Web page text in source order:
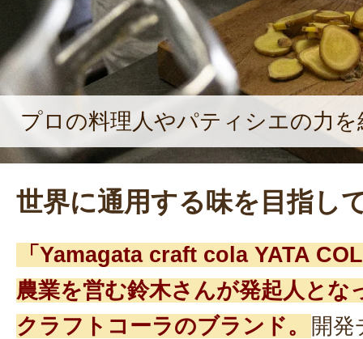
プロの料理人やパティシエの力
世界に通用する味を目指し
「Yamagata craft cola YATA
農業を営む鈴木さんが発起人とな
クラフトコーラのブランド。
開発